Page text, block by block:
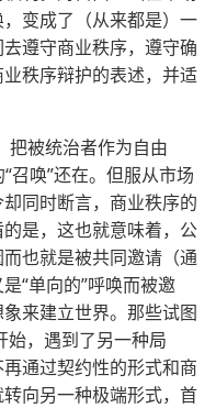
变成了（从来都是）一
遵守商业秩序，遵守确
秩序辩护的表述，并适
把被统治者作为自由
召唤”还在。但服从市场
同时断言，商业秩序的
是，这也就意味着，公
也就是被共同邀请（通
“单向的”呼唤而被邀
来建立世界。那些试图
始，遇到了另一种局
通过契约性的形式和商
向另一种极端形式，首